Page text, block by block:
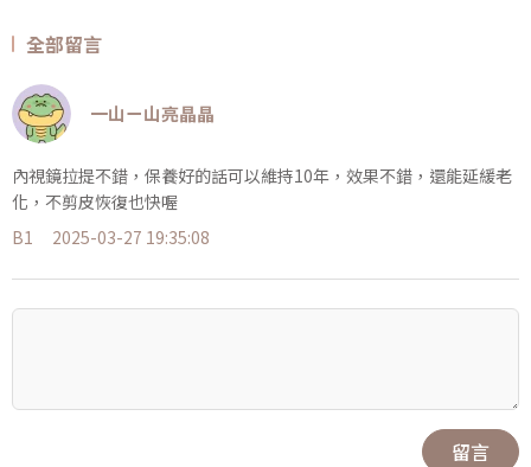
全部留言
一山ㄧ山亮晶晶
內視鏡拉提不錯，保養好的話可以維持10年，效果不錯，還能延緩老
化，不剪皮恢復也快喔
B1
2025-03-27 19:35:08
留言